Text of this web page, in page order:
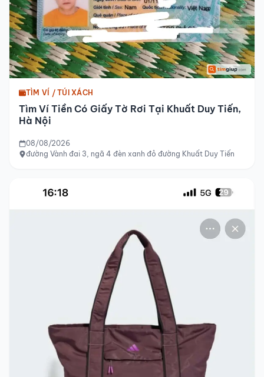
TÌM VÍ / TÚI XÁCH
Tìm Ví Tiền Có Giấy Tờ Rơi Tại Khuất Duy Tiến,
Hà Nội
08/08/2026
đường Vành đai 3, ngã 4 đèn xanh đỏ đường Khuất Duy Tiến